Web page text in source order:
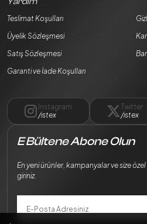
Teslimat Koşulları
Üyelik Sözleşmesi
Satış Sözleşmesi
Garanti ve İade Koşulları
Instagram
/istex
Twitter
/istex
E Bültene Abone Olun
En yeni ürünler, kampanyalar ve size
giriniz.